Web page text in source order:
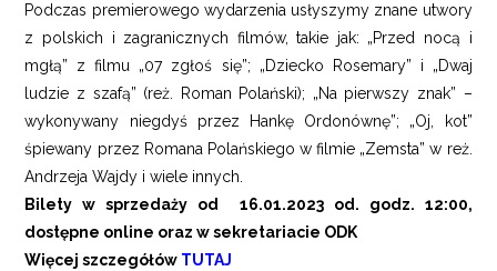
Podczas premierowego wydarzenia usłyszymy znane utwory
z polskich i zagranicznych filmów, takie jak: „Przed nocą i
mgłą” z filmu „07 zgłoś się”; „Dziecko Rosemary” i „Dwaj
ludzie z szafą” (reż. Roman Polański); „Na pierwszy znak” –
wykonywany niegdyś przez Hankę Ordonównę”; „Oj, kot”
śpiewany przez Romana Polańskiego w filmie „Zemsta” w reż.
Andrzeja Wajdy i wiele innych.
Bilety w sprzedaży od 16.01.2023 od. godz. 12:00,
dostępne online oraz w sekretariacie ODK
Więcej szczegółów TUTAJ